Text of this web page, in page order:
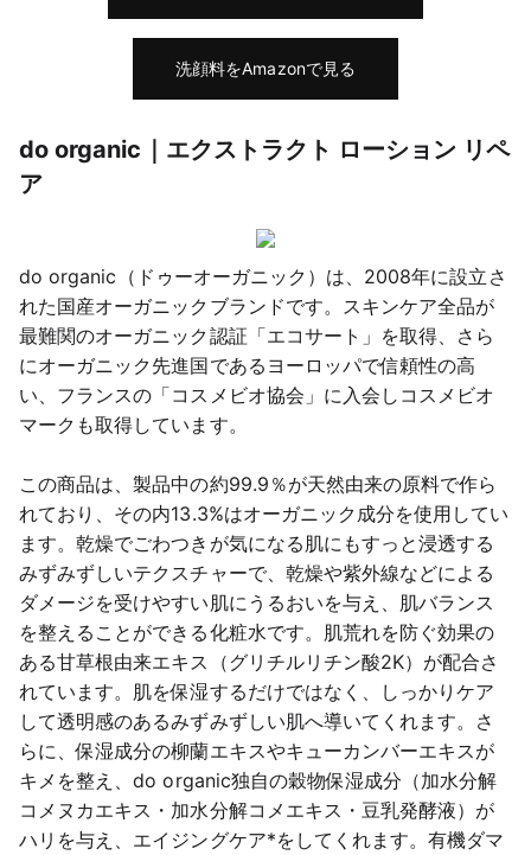
洗顔料をAmazonで見る
do organic｜エクストラクト ローション リペ
ア
do organic（ドゥーオーガニック）は、2008年に設立さ
れた国産オーガニックブランドです。スキンケア全品が
最難関のオーガニック認証「エコサート」を取得、さら
にオーガニック先進国であるヨーロッパで信頼性の高
い、フランスの「コスメビオ協会」に入会しコスメビオ
マークも取得しています。
この商品は、製品中の約99.9％が天然由来の原料で作ら
れており、その内13.3%はオーガニック成分を使用してい
ます。乾燥でごわつきが気になる肌にもすっと浸透する
みずみずしいテクスチャーで、乾燥や紫外線などによる
ダメージを受けやすい肌にうるおいを与え、肌バランス
を整えることができる化粧水です。肌荒れを防ぐ効果の
ある甘草根由来エキス（グリチルリチン酸2K）が配合さ
れています。肌を保湿するだけではなく、しっかりケア
して透明感のあるみずみずしい肌へ導いてくれます。さ
らに、保湿成分の柳蘭エキスやキューカンバーエキスが
キメを整え、do organic独自の穀物保湿成分（加水分解
コメヌカエキス・加水分解コメエキス・豆乳発酵液）が
ハリを与え、エイジングケア*をしてくれます。有機ダマ